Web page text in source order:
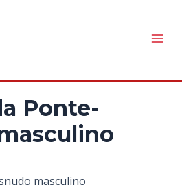
Ponte-
masculino